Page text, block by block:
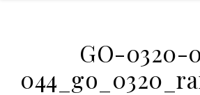
GO-0320-